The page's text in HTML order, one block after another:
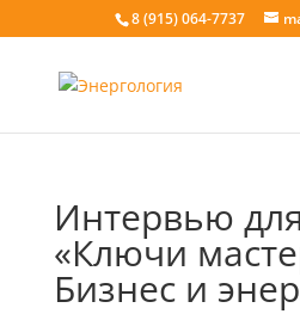
8 (915) 064-7737
Интервью
«Ключи
Бизнес и